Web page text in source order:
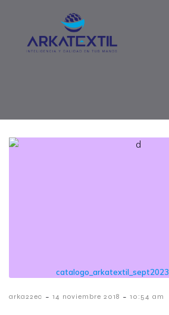
catalogo_arkatextil_sept2023
arka22ec - 14 noviembre 2018 - 10:54 am